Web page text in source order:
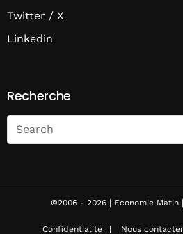
Twitter / X
Linkedin
Recherche
Search
on
Economie
©2006 - 2026 | Economie Matin
Confidentialité Nous contacter